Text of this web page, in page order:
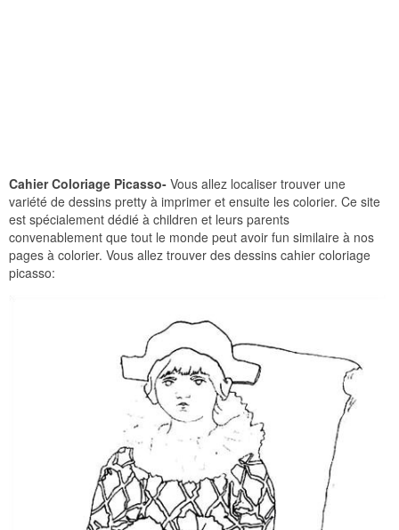
Cahier Coloriage Picasso- Vous allez localiser trouver une
variété de dessins pretty à imprimer et ensuite les colorier. Ce site
est spécialement dédié à children et leurs parents
convenablement que tout le monde peut avoir fun similaire à nos
pages à colorier. Vous allez trouver des dessins cahier coloriage
picasso: